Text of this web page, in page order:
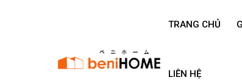
TRANG CHỦ
LIÊN HỆ